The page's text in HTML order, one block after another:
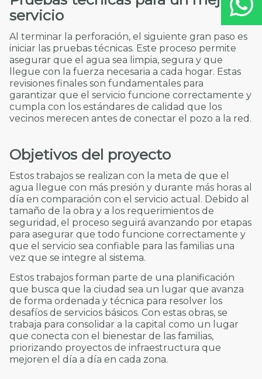
servicio
Al terminar la perforación, el siguiente gran paso es
iniciar las pruebas técnicas. Este proceso permite
asegurar que el agua sea limpia, segura y que
llegue con la fuerza necesaria a cada hogar. Estas
revisiones finales son fundamentales para
garantizar que el servicio funcione correctamente y
cumpla con los estándares de calidad que los
vecinos merecen antes de conectar el pozo a la red.
Objetivos del proyecto
Estos trabajos se realizan con la meta de que el
agua llegue con más presión y durante más horas al
día en comparación con el servicio actual. Debido al
tamaño de la obra y a los requerimientos de
seguridad, el proceso seguirá avanzando por etapas
para asegurar que todo funcione correctamente y
que el servicio sea confiable para las familias una
vez que se integre al sistema.
Estos trabajos forman parte de una planificación
que busca que la ciudad sea un lugar que avanza
de forma ordenada y técnica para resolver los
desafíos de servicios básicos. Con estas obras, se
trabaja para consolidar a la capital como un lugar
que conecta con el bienestar de las familias,
priorizando proyectos de infraestructura que
mejoren el día a día en cada zona.